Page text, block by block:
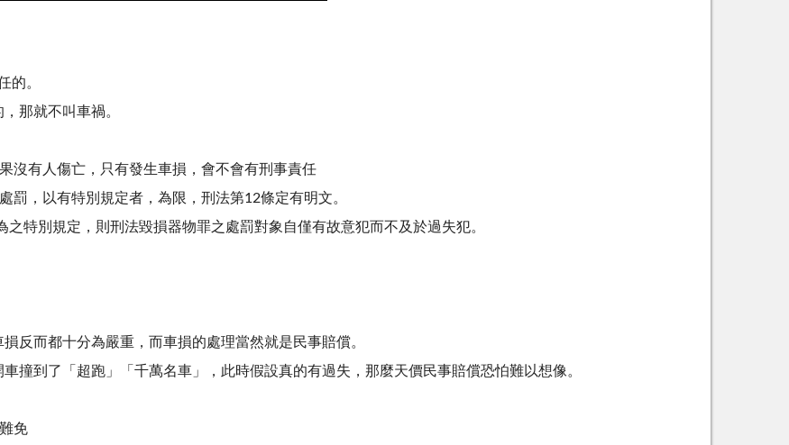
的。
那就不叫車禍。
沒有人傷亡，只有發生車損，會不會有刑事責任
罰，以有特別規定者，為限，刑法第12條定有明文。
特別規定，則刑法毀損器物罪之處罰對象自僅有故意犯而不及於過失犯。
反而都十分為嚴重，而車損的處理當然就是民事賠償。
撞到了「超跑」「千萬名車」，此時假設真的有過失，那麼天價民事賠償恐怕難以想像。
免